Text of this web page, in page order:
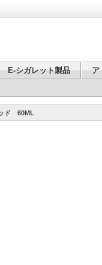
E-シガレット製品
ア
ド 60ML